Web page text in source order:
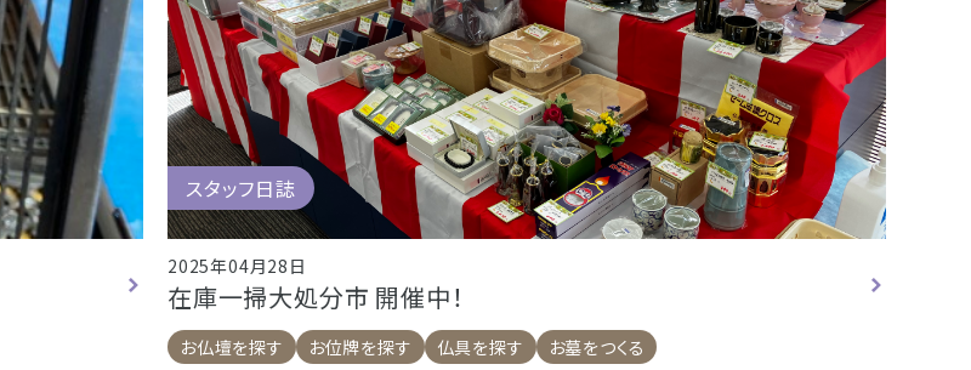
スタッフ日誌
2025年04月28日
在庫一掃大処分市 開催中！
お仏壇を探す お位牌を探す 仏具を探す お墓をつくる